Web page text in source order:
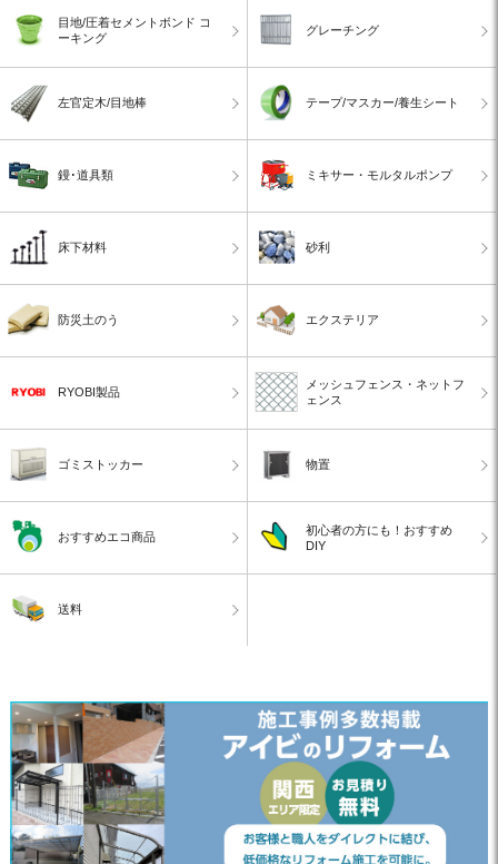
目地/圧着セメントボンド コ
ーキング
グレーチング
左官定木/目地棒 テープ/マスカー/養生シート
鏝･道具類 ミキサー・モルタルポンプ
床下材料 砂利
防災土のう エクステリア
RYOBI製品
メッシュフェンス・ネットフ
ェンス
ゴミストッカー 物置
おすすめエコ商品
初心者の方にも！おすすめ
DIY
送料